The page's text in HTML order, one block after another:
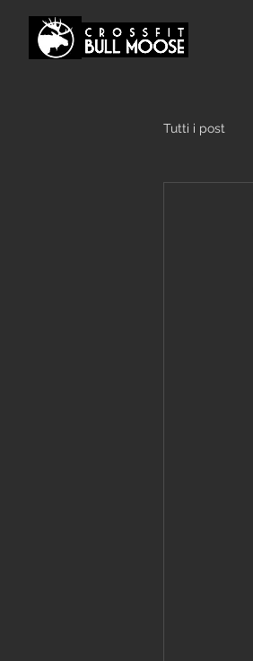
Tutti i post